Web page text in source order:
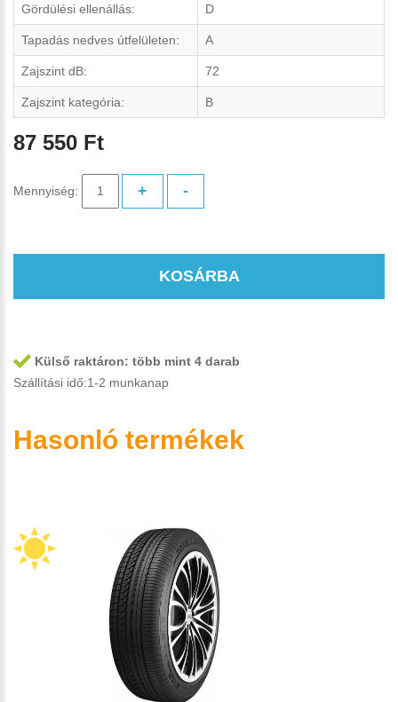
Gördülési ellenállás: D
Tapadás nedves útfelületen: A
Zajszint dB: 72
Zajszint kategória: B
87 550 Ft
Mennyiség: + -
KOSÁRBA
Külső raktáron: több mint 4 darab
Szállítási idő:1-2 munkanap
Hasonló termékek